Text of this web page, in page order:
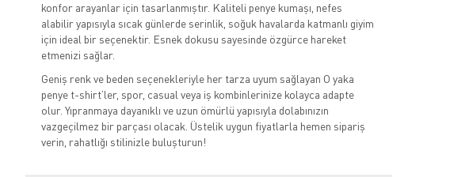
konfor arayanlar için tasarlanmıştır. Kaliteli penye kumaşı, nefes
alabilir yapısıyla sıcak günlerde serinlik, soğuk havalarda katmanlı giyim
için ideal bir seçenektir. Esnek dokusu sayesinde özgürce hareket
etmenizi sağlar.
Geniş renk ve beden seçenekleriyle her tarza uyum sağlayan O yaka
penye t-shirt’ler, spor, casual veya iş kombinlerinize kolayca adapte
olur. Yıpranmaya dayanıklı ve uzun ömürlü yapısıyla dolabınızın
vazgeçilmez bir parçası olacak. Üstelik uygun fiyatlarla hemen sipariş
verin, rahatlığı stilinizle buluşturun!